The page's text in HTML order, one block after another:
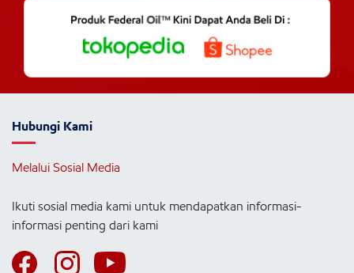
Hubungi Kami
Melalui Sosial Media
Ikuti sosial media kami untuk mendapatkan informasi-
informasi penting dari kami